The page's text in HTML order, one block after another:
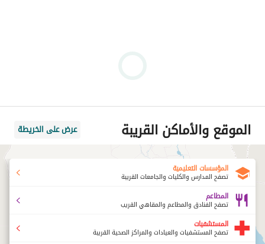
الموقع والأماكن القريبة عرض على الخريطة
المؤسسات التعليمية
تصفح المدارس والكليات والجامعات القريبة
المطاعم
تصفح الفنادق والمطاعم والمقاهي القريب
المستشفيات
تصفح المستشفيات والعيادات والمراكز الصحية القريبة